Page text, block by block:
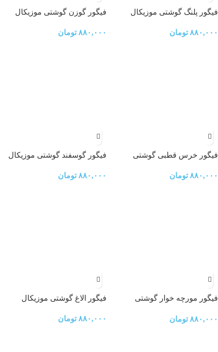
فیگور پلنگ گوشتی موزیکال
۸۸۰,۰۰۰ تومان
فیگور گوزن گوشتی موزیکال
۸۸۰,۰۰۰ تومان
فیگور خرس قطبی گوشتی
۸۸۰,۰۰۰ تومان
فیگور گوسفند گوشتی موزیکال
۸۸۰,۰۰۰ تومان
فیگور مورچه خوار گوشتی
۸۸۰,۰۰۰ تومان
فیگور الاغ گوشتی موزیکال
۸۸۰,۰۰۰ تومان